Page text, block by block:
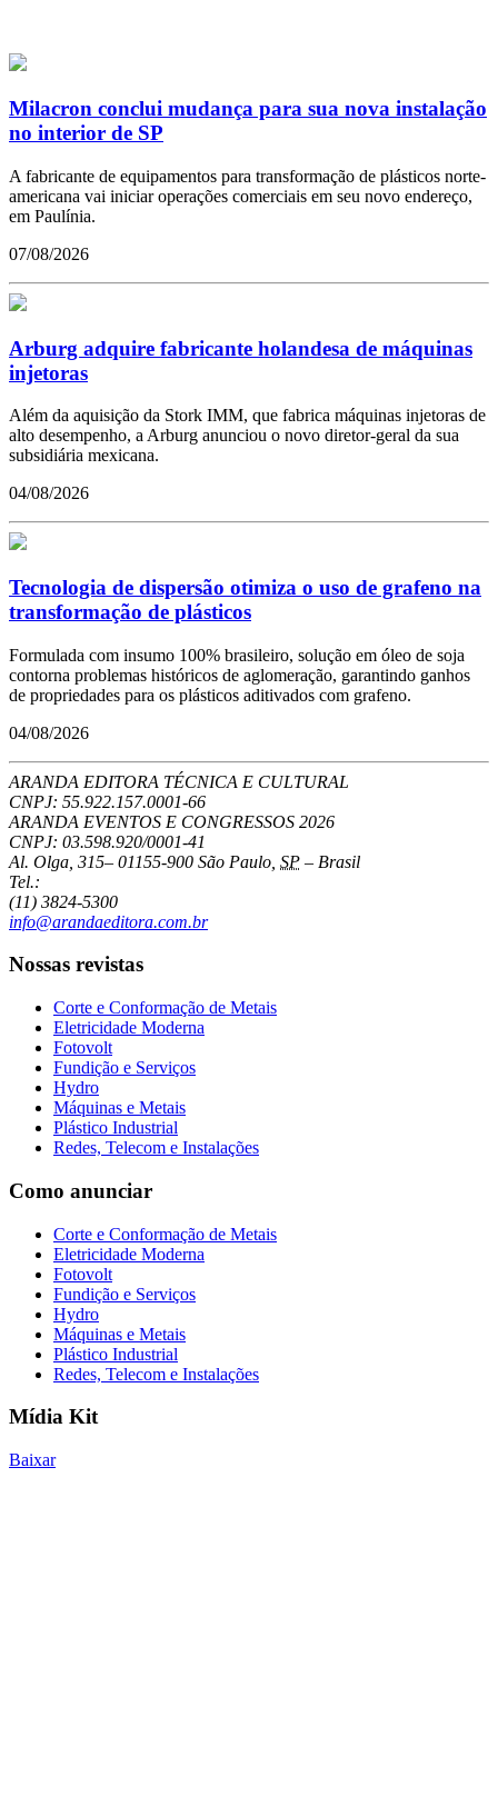
Milacron conclui mudança para sua nova instalação
no interior de SP
A fabricante de equipamentos para transformação de plásticos norte-
americana vai iniciar operações comerciais em seu novo endereço,
em Paulínia.
07/08/2026
Arburg adquire fabricante holandesa de máquinas
injetoras
Além da aquisição da Stork IMM, que fabrica máquinas injetoras de
alto desempenho, a Arburg anunciou o novo diretor-geral da sua
subsidiária mexicana.
04/08/2026
Tecnologia de dispersão otimiza o uso de grafeno na
transformação de plásticos
Formulada com insumo 100% brasileiro, solução em óleo de soja
contorna problemas históricos de aglomeração, garantindo ganhos
de propriedades para os plásticos aditivados com grafeno.
04/08/2026
ARANDA EDITORA TÉCNICA E CULTURAL
CNPJ: 55.922.157.0001-66
ARANDA EVENTOS E CONGRESSOS 2026
CNPJ: 03.598.920/0001-41
Al. Olga, 315– 01155-900 São Paulo SP – Brasil
Tel.:
(11) 3824-5300
info@arandaeditora.com.br
Nossas revistas
Corte e Conformação de Metais
Eletricidade Moderna
Fotovolt
Fundição e Serviços
Hydro
Máquinas e Metais
Plástico Industrial
Redes, Telecom e Instalações
Como anunciar
Corte e Conformação de Metais
Eletricidade Moderna
Fotovolt
Fundição e Serviços
Hydro
Máquinas e Metais
Plástico Industrial
Redes, Telecom e Instalações
Mídia Kit
Baixar